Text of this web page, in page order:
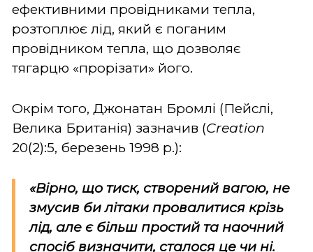
ефективними провідниками тепла,
розтоплює лід, який є поганим
провідником тепла, що дозволяє
тягарцю «прорізати» його.
Окрім того, Джонатан Бромлі (Пейслі,
Велика Британія) зазначив (Creation
20(2):5, березень 1998 р.):
«Вірно, що тиск, створений вагою, не
змусив би літаки провалитися крізь
лід, але є більш простий та наочний
спосіб визначити, сталося це чи ні.